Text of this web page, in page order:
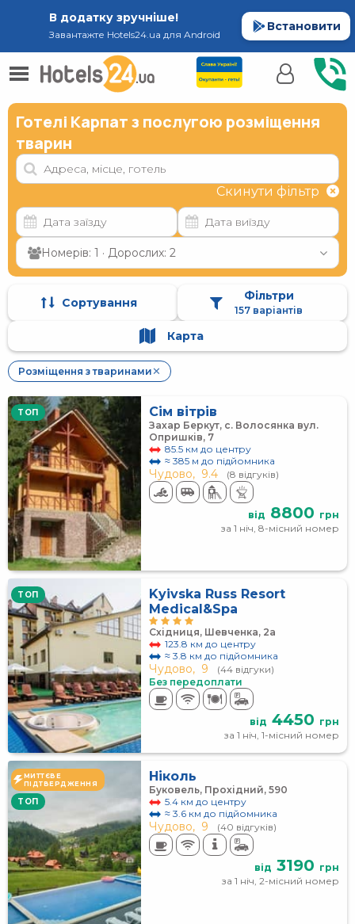
В додатку зручніше!
Завантажте Hotels24.ua для Android
Встановити
Готелі Карпат з послугою розміщення
тварин
Скинути фільтр
Номерів: 1 · Дорослих: 2
Сортування Фільтри
157 варіантів
Карта
Розміщення з тваринами ✕
TOП Сім вітрів
Захар Беркут, с. Волосянка вул.
Опришків, 7
85.5 км до центру
≈ 385 м до підйомника
Чудово, 9.4 (8 відгуків)
від 8800 грн
за 1 ніч, 8-місний номер
TOП
Kyivska Russ Resort
Medical&Spa
Східниця, Шевченка, 2а
123.8 км до центру
≈ 3.8 км до підйомника
Чудово, 9
(44 відгуки)
Без передоплати
від 4450 грн
за 1 ніч, 1-місний номер
МИТТЄВЕ
ПІДТВЕРДЖЕННЯ
TOП
Ніколь
Буковель, Прохідний, 590
5.4 км до центру
≈ 3.6 км до підйомника
Чудово, 9 (40 відгуків)
від 3190 грн
за 1 ніч, 2-місний номер